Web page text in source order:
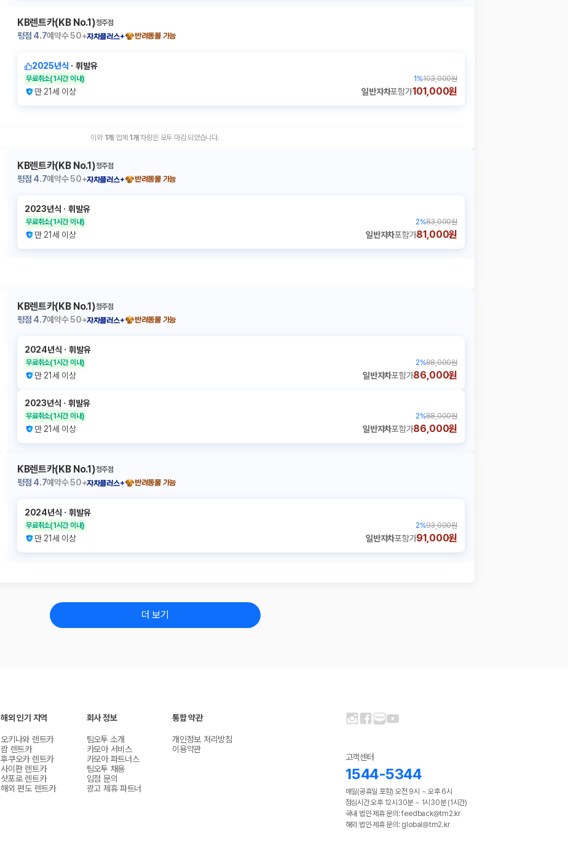
KB렌트카(KB No.1)청주점
평점 4.7예약수50+자차플러스+ 반려동물 가능
2025년식 ㆍ휘발유
무료취소(1시간 이내) 1 %103,000원
만 21세 이상 일반자차포함가101,000원
이외 1개 업체 1 개 차량은 모두 마감 되었습니다.
KB렌트카(KB No.1)청주점
평점 4.7예약수50+자차플러스+ 반려동물 가능
2023년식 ㆍ휘발유
무료취소(1시간 이내) 2%83,000원
만 21세 이상 일반자차포함가81,000원
KB렌트카(KB No.1)청주점
평점 4.7예약수50+자차플러스+ 반려동물 가능
2024년식 ㆍ휘발유
무료취소(1시간 이내) 2%88,000원
만 21세 이상 일반자차포함가86,000원
2023년식 ㆍ휘발유
무료취소(1시간 이내) 2%88,000원
만 21세 이상 일반자차포함가86,000원
KB렌트카(KB No.1)청주점
평점 4.7예약수50+자차플러스+ 반려동물 가능
2024년식 ㆍ휘발유
무료취소(1시간 이내) 2%93,000원
만 21세 이상 일반자차포함가91,000원
더 보기
해외 인기 지역
오키나와 렌트카
괌 렌트카
후쿠오카 렌트카
사이판 렌트카
삿포로 렌트카
해외 편도 렌트카
회사 정보
팀오투 소개
카모아 서비스
카모아 파트너스
팀오투 채용
입점 문의
광고 제휴 파트너
통합 약관
개인정보 처리방침
이용약관
고객센터
1544-5344
매일(공휴일 포함) 오전 9시 ~ 오후 6시
점심시간 오후 12시30분 ~ 1시30분 (1시간)
국내 법인·제휴 문의: feedback@tm2.kr
해외 법인·제휴 문의: global@tm2.kr